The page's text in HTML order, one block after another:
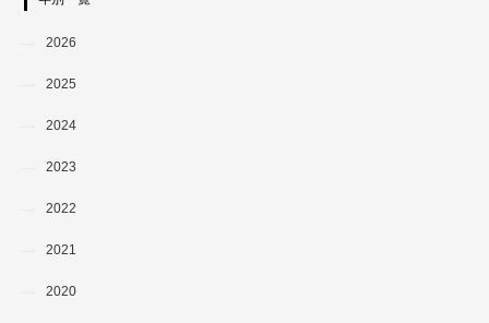
2026
2025
2024
2023
2022
2021
2020